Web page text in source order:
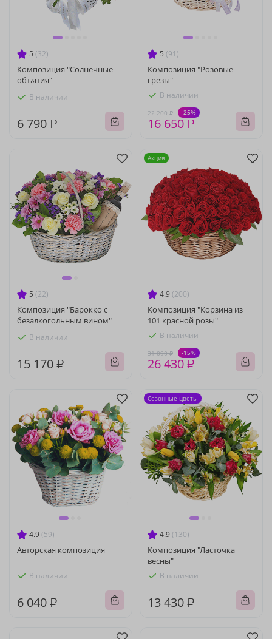
5 (32)
Композиция "Солнечные
объятия"
В наличии
6 790 ₽
5 (91)
Композиция "Розовые
грезы"
В наличии
22 200 ₽ -25%
16 650 ₽
5 (22)
Композиция "Барокко с
безалкогольным вином"
В наличии
15 170 ₽
4.9 (200)
Композиция "Корзина из
101 красной розы"
В наличии
31 090 ₽ -15%
26 430 ₽
Акция
4.9 (59)
Авторская композиция
В наличии
6 040 ₽
4.9 (130)
Композиция "Ласточка
весны"
В наличии
13 430 ₽
Сезонные цветы